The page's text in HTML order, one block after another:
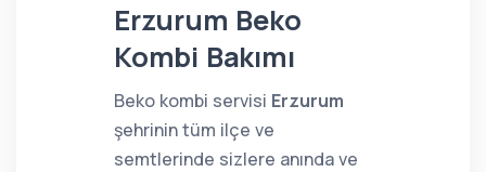
Erzurum Beko
Kombi Bakımı
Beko kombi servisi Erzurum
şehrinin tüm ilçe ve
semtlerinde sizlere anında ve